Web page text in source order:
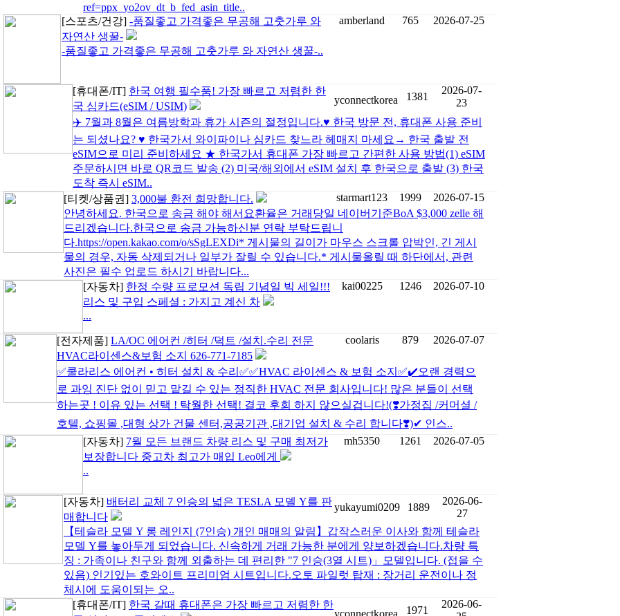
ref=ppx_yo2ov_dt_b_fed_asin_title..
[스포츠/건강] -품질좋고 가격좋은 무공해 고춧가루 와
자연산 생꿀-
amberland 765 2026-07-25
-품질좋고 가격좋은 무공해 고춧가루 와 자연산 생꿀-..
[휴대폰/IT] 한국 여행 필수품! 가장 빠르고 저렴한 한
국 심카드(eSIM / USIM)
yconnectkorea 1381
2026-07-
23
✈️ 7월과 8월은 여름방학과 휴가 시즌의 절정입니다.♥ 한국 방문 전, 휴대폰 사용 준비
는 되셨나요? ♥ 한국가서 와이파이나 심카드 찾느라 헤매지 마세요→ 한국 출발 전
eSIM으로 미리 준비하세요 ★ 한국가서 휴대폰 가장 빠르고 간편한 사용 방법(1) eSIM
주문하시면 바로 QR코드 발송 (2) 미국/해외에서 eSIM 설치 후 한국으로 출발 (3) 한국
도착 즉시 eSIM..
[티켓/상품권] 3,000불 환전 희망합니다. starmart123 1999
2026-07-15
안녕하세요. 한국으로 송금 해야 해서요환율은 거래당일 네이버기준BoA $3,000 zelle 해
드리겠습니다.한국으로 송금 가능하신분 연락 부탁드립니
다.https://open.kakao.com/o/sSgLEXDi* 게시물의 길이가 마우스 스크롤 압박인, 긴 게시
물의 경우, 자동 삭제되거나 일부가 잘릴 수 있습니다.* 게시물올릴 때 하단에서, 관련
사진은 필수 업로드 하시기 바랍니다...
[자동차] 한정 수량 프로모션 독립 기념일 빅 세일!!!
리스 및 구입 스페셜 : 가지고 계신 차
kai00225 1246 2026-07-10
...
[전자제품] LA/OC 에어컨 /히터 /덕트 /설치.수리 전문
HVAC라이센스&보험 소지 626-771-7185
coolaris 879 2026-07-07
✅쿨라리스 에어컨 • 히터 설치 & 수리✅✅HVAC 라이센스 & 보험 소지✅✔️오랜 경력으
로 과잉 진단 없이 믿고 맡길 수 있는 정직한 HVAC 전문 회사입니다! 많은 분들이 선택
하는곳 ! 이유 있는 선택 ! 탁월한 선택! 결코 후회 하지 않으실겁니다!(❣️가정집 /커머셜 /
호텔, 쇼핑몰 ,대형 상가 건물 센터,공공기관 ,대기업 설치 & 수리 합니다❣️)✔ 인스..
[자동차] 7월 모든 브랜드 차량 리스 및 구매 최저가
보장합니다 중고차 최고가 매입 Leo에게
mh5350 1261 2026-07-05
..
[자동차] 배터리 교체 7 인승의 넓은 TESLA 모델 Y를 판
매합니다
yukayumi0209 1889
2026-06-
27
【테슬라 모델 Y 롱 레인지 (7인승) 개인 매매의 알림】갑작스러운 이사와 함께 테슬라
모델 Y를 놓아두게 되었습니다. 신속하게 거래 가능한 분에게 양보하겠습니다.차량 특
징 : 가족이나 친구와 함께 외출하는 데 편리한 "7 인승(3열 시트)」모델입니다. (접을 수
있음) 인기있는 호와이트 프리미엄 시트입니다.오토 파일럿 탑재 : 장거리 운전이나 정
체시에 도움이되는 오..
[휴대폰/IT] 한국 갈때 휴대폰은 가장 빠르고 저렴한 한
yconnectkorea 1971
2026-06-